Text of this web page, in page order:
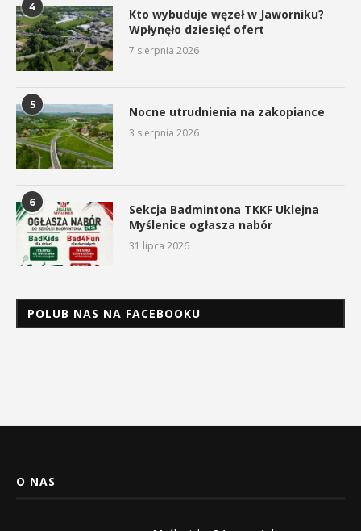
4
Kto wybuduje węzeł w Jaworniku?
Wpłynęło dziesięć ofert
7 sierpnia 2026
5 Nocne utrudnienia na zakopiance
3 sierpnia 2026
6
Sekcja Badmintona TKKF Uklejna
Myślenice ogłasza nabór
31 lipca 2026
POLUB NAS NA FACEBOOKU
O NAS